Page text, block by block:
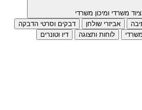
משרדי ומיכון משרדי
אביזרי שולחן
דבקים וסרטי הדבקה
לוחות ותצוגה דיו וטונרים